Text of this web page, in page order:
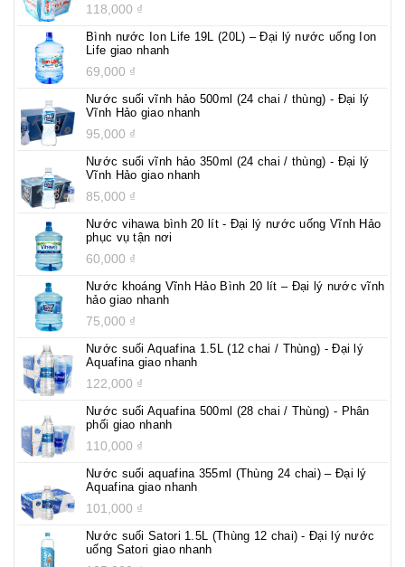
118,000 ₫
Bình nước Ion Life 19L (20L) – Đại lý nước uống Ion
Life giao nhanh
69,000 ₫
Nước suối vĩnh hảo 500ml (24 chai / thùng) - Đại lý
Vĩnh Hảo giao nhanh
95,000 ₫
Nước suối vĩnh hảo 350ml (24 chai / thùng) - Đại lý
Vĩnh Hảo giao nhanh
85,000 ₫
Nước vihawa bình 20 lít - Đại lý nước uống Vĩnh Hảo
phục vụ tận nơi
60,000 ₫
Nước khoáng Vĩnh Hảo Bình 20 lít – Đại lý nước vĩnh
hảo giao nhanh
75,000 ₫
Nước suối Aquafina 1.5L (12 chai / Thùng) - Đại lý
Aquafina giao nhanh
122,000 ₫
Nước suối Aquafina 500ml (28 chai / Thùng) - Phân
phối giao nhanh
110,000 ₫
Nước suối aquafina 355ml (Thùng 24 chai) – Đại lý
Aquafina giao nhanh
101,000 ₫
Nước suối Satori 1.5L (Thùng 12 chai) - Đại lý nước
uống Satori giao nhanh